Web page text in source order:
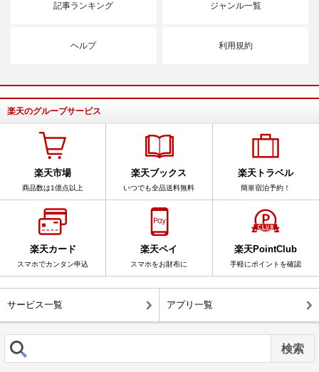
記事ランキング ジャンル一覧
ヘルプ 利用規約
楽天のグループサービス
楽天市場
商品数は1億点以上
楽天ブックス
いつでも全品送料無料
楽天トラベル
簡単宿泊予約！
楽天カード
スマホでカンタン申込
楽天ペイ
スマホをお財布に
楽天PointClub
手軽にポイントを確認
サービス一覧 アプリ一覧